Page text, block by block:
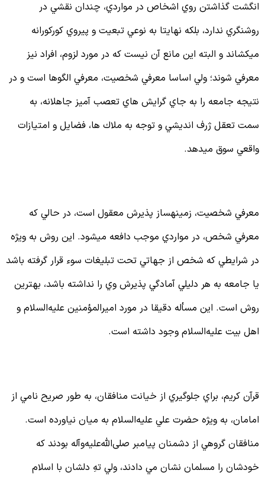
گذاشتن روي اشخاص در مواردي، چندان نقشي در
ندارد، بلكه نهايتا به نوعي تبعيت و پيروي كوركورانه
و البته اين مانع آن نيست كه در مورد لزوم، افراد نيز
شوند؛ ولي اساسا معرفي شخصيت، معرفي الگوها است و در
جامعه را به جاي گرايش هاي تعصب آميز جاهلانه، به
تعقل ژرف انديشي و توجه به ملاك ها، فضايل و امتيازات
سوق مي‏دهد.
شخصيت، زمينه‏ساز پذيرش معقول است، در حالي كه
شخص، در مواردي موجب دافعه مي‏شود. اين روش به ويژه
شرايطي كه شخص از جهاتي تحت تبليغات سوء قرار گرفته باشد
جامعه به هر دليلي آمادگي پذيرش وي را نداشته باشد، بهترين
است. اين مسأله دقيقا در مورد اميرالمؤمنين علیه‌السلام و
بيت علیه‌السلام وجود داشته است.
كريم، براي جلوگيري از خيانت منافقان، به طور صريح نامي از
به ويژه حضرت علي علیه‌السلام به ميان نياورده است.
گروهي از دشمنان پيامبر صلی‌الله‌علیه‌وآله بودند كه
را مسلمان نشان مي دادند، ولي تهِ دلشان با اسلام